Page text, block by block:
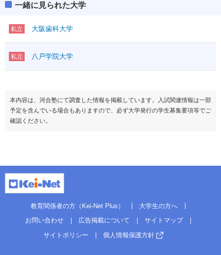
一緒に見られた大学
私立 大阪歯科大学
私立 八戸学院大学
本内容は、河合塾にて調査した情報を掲載しています。入試関連情報は一部
予定を含んでいる場合もありますので、必ず大学発行の学生募集要項等でご
確認ください。
教育関係者の方（Kei-Net Plus）
大学生の方へ
お問い合わせ
広告掲載について
サイトマップ
サイトポリシー
個人情報保護方針